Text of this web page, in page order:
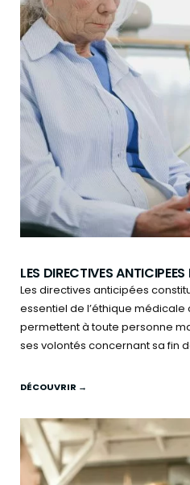
LES DIRECTIVES
Les directives anticipées
essentiel de l’éthique médicale
permettent à toute personne
ses volontés concernant sa fin
DÉCOUVRIR →